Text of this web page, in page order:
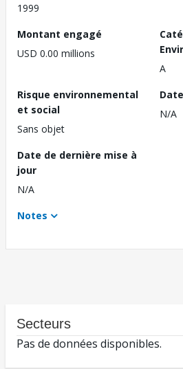
1999
Montant engagé
USD 0.00 millions
A
Risque environnemental
et social
Sans objet
N/A
Date de dernière mise à
jour
N/A
Notes
Secteurs
Pas de données disponibles.